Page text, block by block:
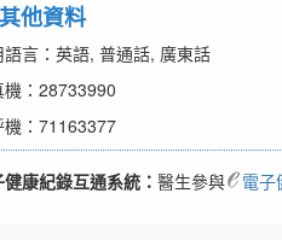
其他資料
語言：英語, 普通話, 廣東話
機：28733990
機：71163377
健康紀錄互通系統： 醫生參與 電子